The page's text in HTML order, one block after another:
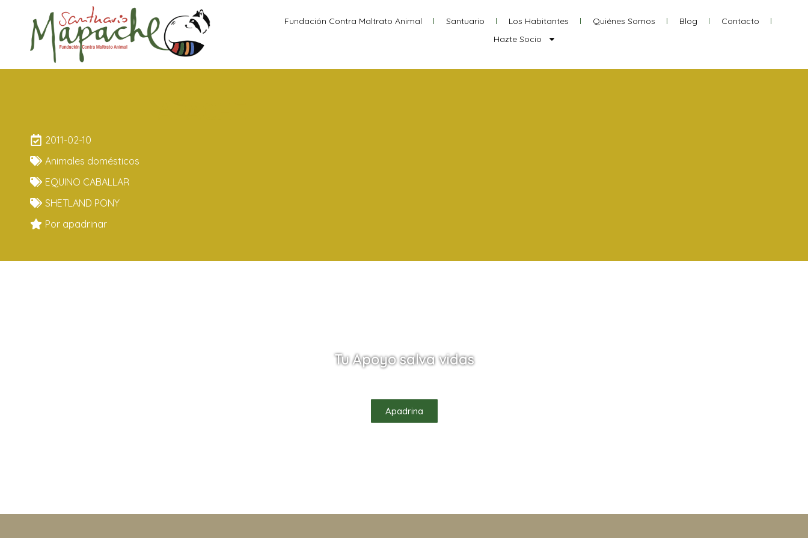
Fundación Contra Maltrato Animal Santuario Los Habitantes Quiénes Somos Blog
Contacto
Hazte Socio
2011-02-10
Animales domésticos
EQUINO CABALLAR
SHETLAND PONY
Por apadrinar
Tu Apoyo salva vidas
Apadrina